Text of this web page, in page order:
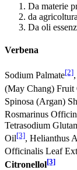
Da materie
da
Da oli
Verbena
Sodium Palmate[2]
(May Chang) Fruit
Spinosa (Argan)
Rosmarinus
Tetrasodium
Oil[3], Helianthus
Officinalis Leaf
Citronellol[3]